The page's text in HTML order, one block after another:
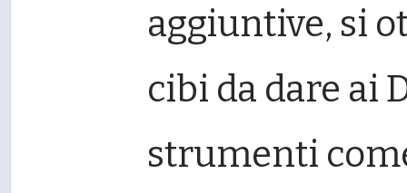
aggiuntive, si
cibi da dare ai
strumenti